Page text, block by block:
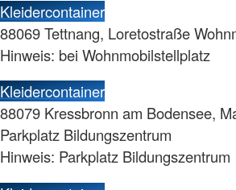
Kleidercontainer
88069 Tettnang, Loretostraße
Hinweis: bei Wohnmobilstellplatz
Kleidercontainer
88079 Kressbronn am Bodensee,
Parkplatz Bildungszentrum
Hinweis: Parkplatz Bildungszentrum